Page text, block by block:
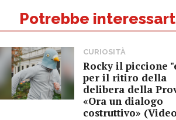
Potrebbe
CURIOSITÀ
Rocky il piccione
per il ritiro della
delibera della
«Ora un dialogo
costruttivo»